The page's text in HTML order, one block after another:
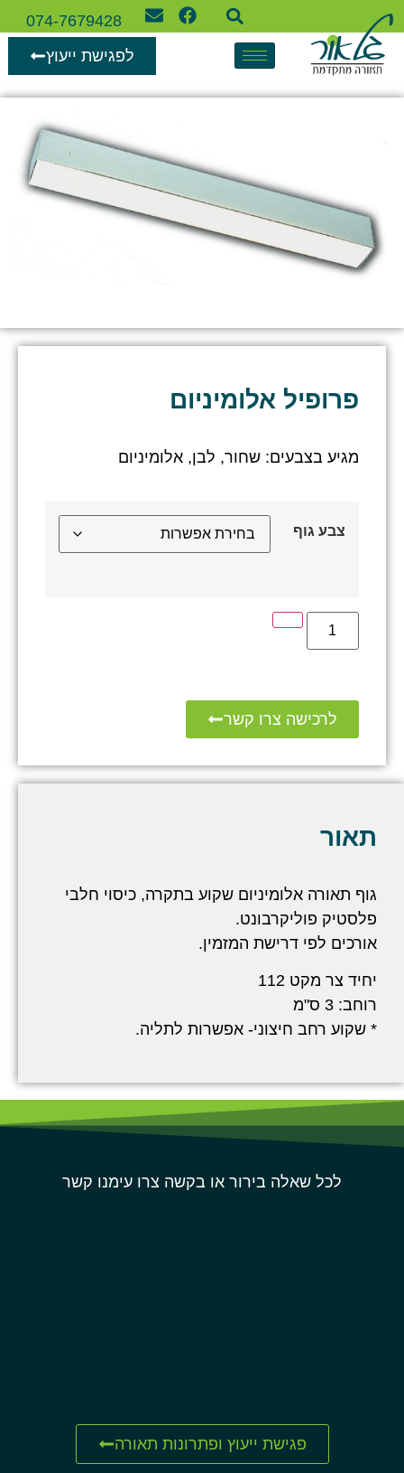
074-7679428
לפגישת ייעוץ
פרופיל אלומיניום
מגיע בצבעים: שחור, לבן, אלומיניום
צבע גוף
לרכישה צרו קשר
תאור
גוף תאורה אלומיניום שקוע בתקרה, כיסוי חלבי
פלסטיק פוליקרבונט.
אורכים לפי דרישת המזמין.
יחיד צר מקט 112
רוחב: 3 ס"מ
* שקוע רחב חיצוני- אפשרות לתליה.
לכל שאלה בירור או בקשה צרו עימנו קשר
פגישת ייעוץ ופתרונות תאורה